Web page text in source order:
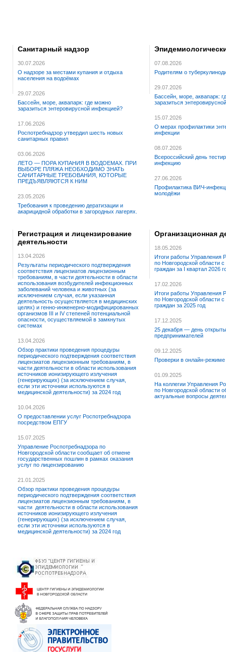
Санитарный надзор
30.07.2026
О надзоре за местами купания и отдыха
населения на водоёмах
29.07.2026
Бассейн, море, аквапарк: где можно
заразиться энтеровирусной инфекцией?
17.06.2026
Роспотребнадзор утвердил шесть новых
санитарных правил
03.06.2026
ЛЕТО — ПОРА КУПАНИЯ В ВОДОЕМАХ. ПРИ
ВЫБОРЕ ПЛЯЖА НЕОБХОДИМО ЗНАТЬ
САНИТАРНЫЕ ТРЕБОВАНИЯ, КОТОРЫЕ
ПРЕДЪЯВЛЯЮТСЯ К НИМ
23.05.2026
Требования к проведению дератизации и
акарицидной обработки в загородных лагерях.
07.08.2026
Родителям о
29.07.2026
Бассейн, море, аквапарк:
заразиться
15.07.2026
О мерах профилактики
инфекции
08.07.2026
Всероссийский день
инфекцию
27.06.2026
Профилактика ВИЧ-
молодёжи
Регистрация и лицензирование
деятельности
13.04.2026
Результаты периодического подтверждения
соответствия лицензиатов лицензионным
требованиям, в части деятельности в области
использования возбудителей инфекционных
заболеваний человека и животных (за
исключением случая, если указанная
деятельность осуществляется в медицинских
целях) и генно-инженерно-модифицированных
организмов III и IV степеней потенциальной
опасности, осуществляемой в замкнутых
системах
13.04.2026
Обзор практики проведения процедуры
периодического подтверждения соответствия
лицензиатов лицензионным требованиям, в
части деятельности в области использования
источников ионизирующего излучения
(генерирующих) (за исключением случая,
если эти источники используются в
медицинской деятельности) за 2024 год
10.04.2026
О предоставлении услуг Роспотребнадзора
посредством ЕПГУ
15.07.2025
Управление Роспотребнадзора по
Новгородской области сообщает об отмене
государственных пошлин в рамках оказания
услуг по лицензированию
21.01.2025
Обзор практики проведения процедуры
периодического подтверждения соответствия
лицензиатов лицензионным требованиям, в
части деятельности в области использования
источников ионизирующего излучения
(генерирующих) (за исключением случая,
если эти источники используются в
медицинской деятельности) за 2024 год
Организационная
18.05.2026
Итоги работы Управления
по Новгородской области
граждан за I квартал 2026
17.02.2026
Итоги работы Управления
по Новгородской области
граждан за 2025 год
17.12.2025
25 декабря — день
предпринимателей
09.12.2025
Проверки в онлайн-режиме
01.09.2025
На коллегии Управления
по Новгородской области
актуальные вопросы